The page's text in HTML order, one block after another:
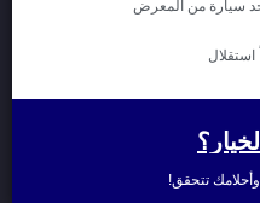
سيارة من المعرض
تتحقق!